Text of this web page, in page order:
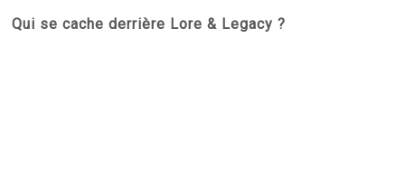
Qui se cache derrière Lore & Legacy ?